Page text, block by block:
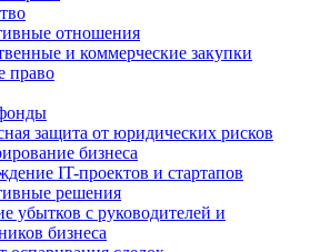
отношения
и коммерческие закупки
право
защита от юридических рисков
бизнеса
IT-проектов и стартапов
решения
убытков с руководителей и
бизнеса